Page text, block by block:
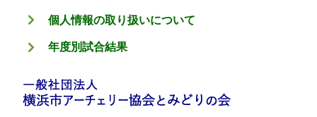
個人情報の取り扱いについて
年度別試合結果